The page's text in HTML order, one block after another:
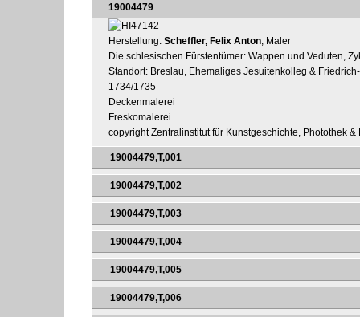
19004479
Herstellung: Scheffler, Felix Anton , Maler
Die schlesischen Fürstentümer: Wappen und Veduten,
Standort: Breslau, Ehemaliges Jesuitenkolleg &
1734/1735
Deckenmalerei
Freskomalerei
copyright Zentralinstitut für Kunstgeschichte, Photothek &
19004479,T,001
19004479,T,002
19004479,T,003
19004479,T,004
19004479,T,005
19004479,T,006